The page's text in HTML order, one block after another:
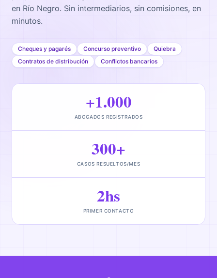
en Río Negro. Sin intermediarios, sin comisiones, en
minutos.
Cheques y pagarés Concurso preventivo
Quiebra
Contratos de distribución
Conflictos bancarios
+1.000
ABOGADOS REGISTRADOS
300+
CASOS RESUELTOS/MES
2hs
PRIMER CONTACTO